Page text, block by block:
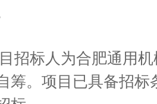
招标人 为合肥通用
筹。项目已具备招